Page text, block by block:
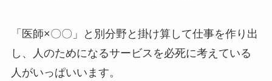
「医師×〇〇」と別分野と掛け算して仕事を作り出
し、人のためになるサービスを必死に考えている
人がいっぱいいます。